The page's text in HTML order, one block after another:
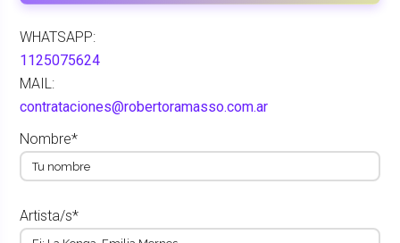
WHATSAPP:
1125075624
MAIL:
contrataciones@robertoramasso.com.ar
Nombre*
Artista/s*